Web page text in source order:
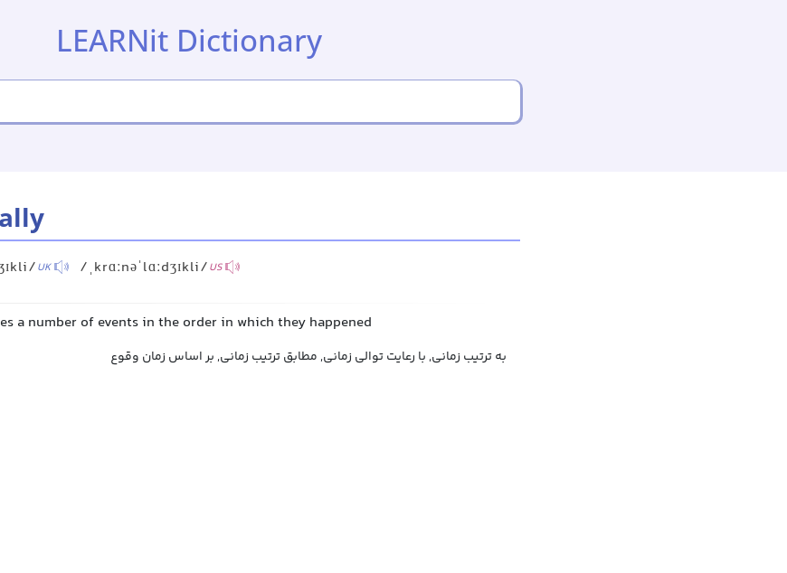
LEARNit Dictionary
UK /ˌkrɑːnəˈlɑːdʒɪkli/US
a number of events in the order in which they happened
به ترتیب زمانی, با رعایت توالی زمانی, مطابق ترتیب زمانی, بر اساس زمان وقوع